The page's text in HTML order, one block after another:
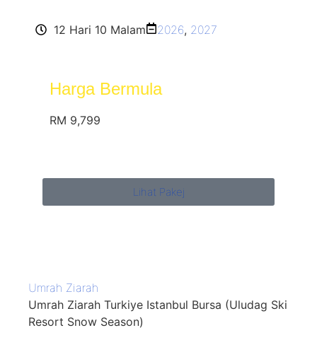
12 Hari 10 Malam 2026, 2027
Harga Bermula
RM 9,799
Lihat Pakej
Umrah Ziarah
Umrah Ziarah Turkiye Istanbul Bursa (Uludag Ski
Resort Snow Season)